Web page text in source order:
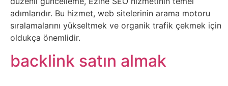
Kadın
Kim
Kimdir
adımlarıdır. Bu hizmet, web sitelerinin arama motoru
sıralamalarını yükseltmek ve organik trafik çekmek için
oldukça önemlidir.
backlink satın almak